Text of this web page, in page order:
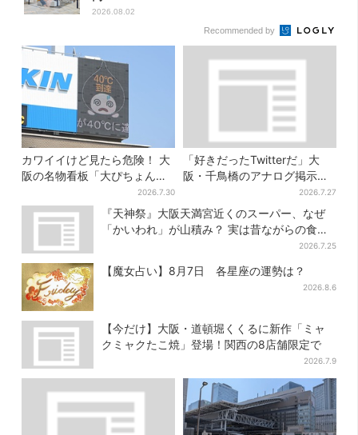
2026.08.02
Recommended by
カワイイけど見たら危険！ 大
阪の名物看板「大ぴちょんく
ん」に異変、青→真っ黒に…
2026.7.30
「好きだったTwitterだ」大
阪・千鳥橋のアナログ掲示板
が話題、かつて駅にあった“伝
言板”がモデルに
2026.7.27
『天神祭』大阪天満宮近くのスーパー、なぜ
「かいわれ」が山積み？ 実は昔ながらの食文
2026.7.25
【魔女占い】8月7日 各星座の運勢は？
2026.8.6
【今だけ】大阪・道頓堀くくるに新作「ミャ
クミャクたこ焼」登場！関西の8店舗限定で
2026.7.9